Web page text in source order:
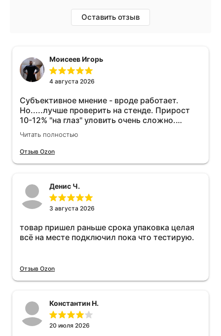
Оставить отзыв
Моисеев Игорь
4 августа 2026
Субъективное мнение - вроде работает.
Но.....лучше проверить на стенде. Прирост
10-12% "на глаз" уловить очень сложно.
Покатаюсь, потом отключу и посмотрю, что
будет 😁.
Читать полностью
Отзыв Ozon
Денис Ч.
3 августа 2026
товар пришел раньше срока упаковка целая
всё на месте подключил пока что тестирую.
Отзыв Ozon
Константин Н.
20 июля 2026